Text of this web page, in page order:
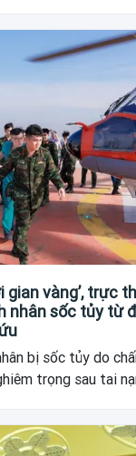
gian vàng’, trực
nhân sốc tủy từ
bị sốc tủy do
trọng sau tai